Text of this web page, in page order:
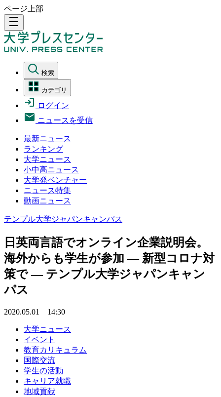
ページ上部
density_medium
検索
カテゴリ
ログイン
ニュースを受信
最新ニュース
ランキング
大学ニュース
小中高ニュース
大学発ベンチャー
ニュース特集
動画ニュース
テンプル大学ジャパンキャンパス
日英両言語でオンライン企業説明会。
海外からも学生が参加 — 新型コロナ対
策で — テンプル大学ジャパンキャン
パス
2020.05.01 14:30
大学ニュース
イベント
教育カリキュラム
国際交流
学生の活動
キャリア就職
地域貢献